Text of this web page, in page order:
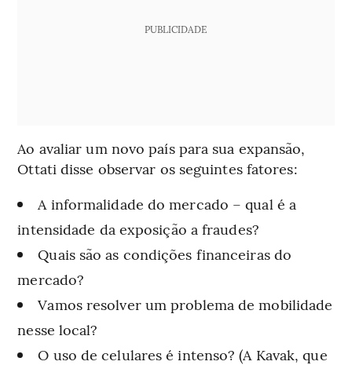
PUBLICIDADE
Ao avaliar um novo país para sua expansão,
Ottati disse observar os seguintes fatores:
A informalidade do mercado – qual é a
intensidade da exposição a fraudes?
Quais são as condições financeiras do
mercado?
Vamos resolver um problema de mobilidade
nesse local?
O uso de celulares é intenso? (A Kavak, que